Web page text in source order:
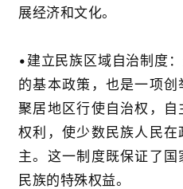
展经济和文化。
• 建立民族区域自治制度
的基本政策，也是一项
聚居地区行使自治权，
权利，使少数民族人民
主。这一制度既保证了
民族的特殊权益。